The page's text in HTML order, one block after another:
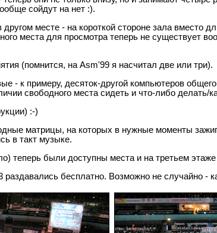
они не только внизу, но и занимают четыре
сойдут на нет :).
месте - на короткой стороне зала вместо
места для просмотра теперь не существует
(помнится, на Asm'99 я насчитал две или три).
- к примеру, десяток-другой компьютеров
свободного места сидеть и что-либо делать/
:-)
матрицы, на которых в нужные моменты
в такт музыке.
теперь были доступны места и на третьем этаже